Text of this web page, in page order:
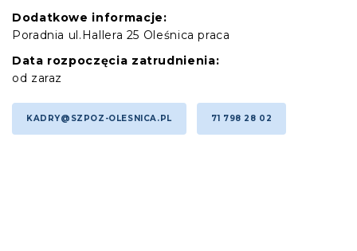
Dodatkowe informacje:
Poradnia ul.Hallera 25 Oleśnica praca
Data rozpoczęcia zatrudnienia:
od zaraz
KADRY@SZPOZ-OLESNICA.PL 71 798 28 02